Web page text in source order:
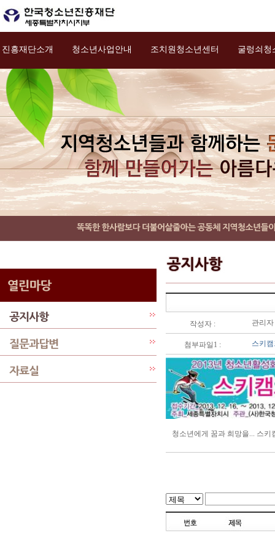
진흥재단소개 청소년사업안내 조치원청소년센터 굴렁쇠청
작성자 : 관리자
첨부파일1 : 스키
청소년에게 꿈과 희망을... 스